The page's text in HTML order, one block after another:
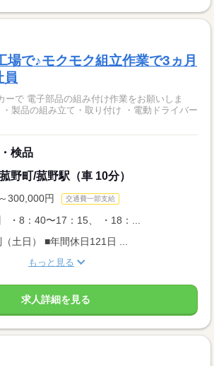
場で♪モクモク組立作業で3ヵ月
員
ーで 電子部品の組み付け作業をお願いしま
検品
野町/菰野駅（車 10分）
300,000円 交通費一部支給
・8：40〜17：15、 ・18：...
土日） ■年間休日121日 ...
もっと見る
求人詳細を見る